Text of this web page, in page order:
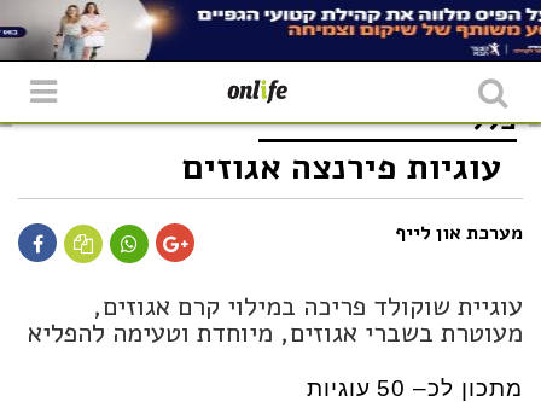
כללי
עוגיות פירנצה אגוזים
מערכת און לייף
עוגיית שוקולד פריכה במילוי קרם אגוזים,
מעוטרת בשברי אגוזים, מיוחדת וטעימה להפליא
מתכון לכ– 50 עוגיות